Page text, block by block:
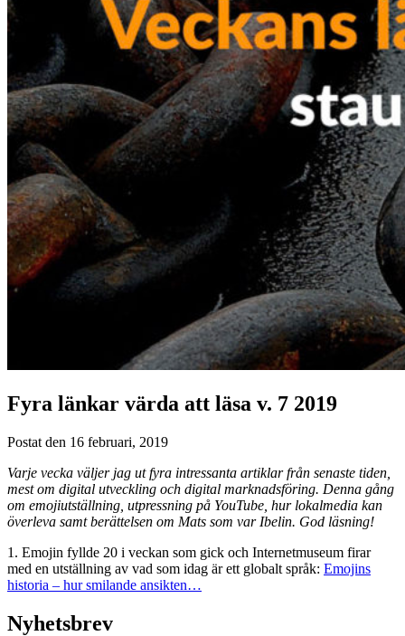
Fyra länkar värda att läsa v. 7 2019
Postat den 16 februari, 2019
Varje vecka väljer jag ut fyra intressanta artiklar från senaste tiden,
mest om digital utveckling och digital marknadsföring. Denna gång
om emojiutställning, utpressning på YouTube, hur lokalmedia kan
överleva samt berättelsen om Mats som var Ibelin. God läsning!
1. Emojin fyllde 20 i veckan som gick och Internetmuseum firar
med en utställning av vad som idag är ett globalt språk: Emojins
historia – hur smilande ansikten…
Nyhetsbrev